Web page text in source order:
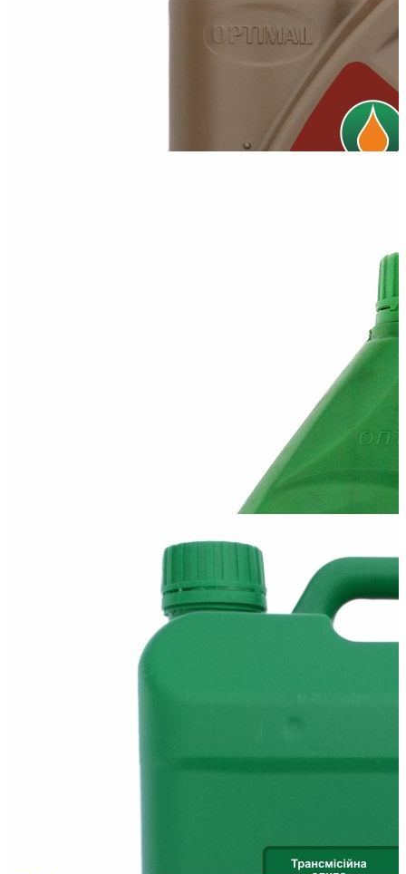
Всесезонное полусинтетическое моторное масло 10W-40 Elite
Всесезонное полусинтетическое моторное масло 10W-50 для
бензиновых и дизельных...